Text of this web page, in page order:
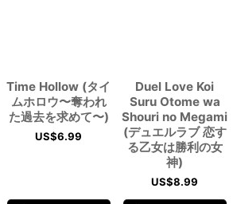
Time Hollow (タイ
ムホロウ〜奪われ
た過去を求めて〜)
US$6.99
Duel Love Koi
Suru Otome wa
Shouri no Megami
(デュエルラブ 恋す
る乙女は勝利の女
神)
US$8.99